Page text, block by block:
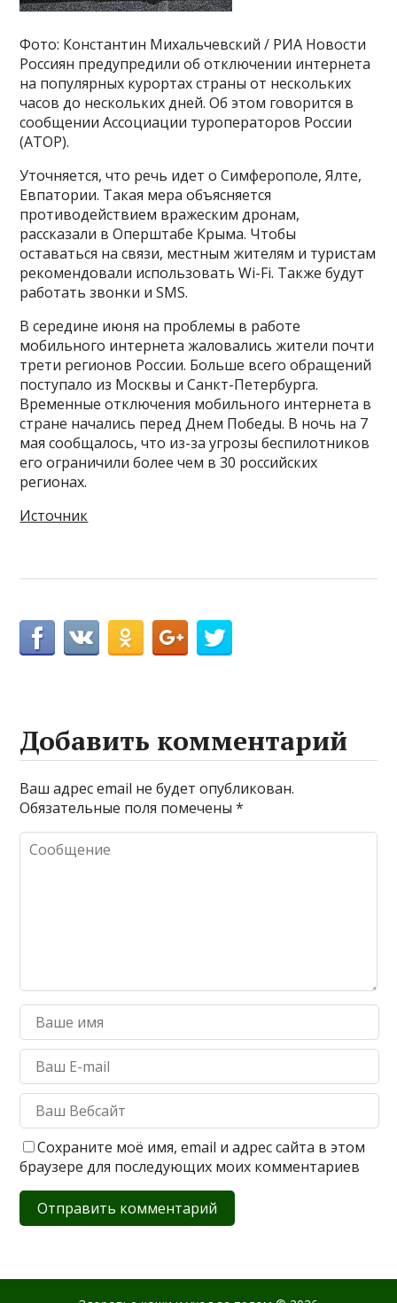
Фото: Константин Михальчевский / РИА Новости
Россиян предупредили об отключении интернета
на популярных курортах страны от нескольких
часов до нескольких дней. Об этом говорится в
сообщении Ассоциации туроператоров России
(АТОР).
Уточняется, что речь идет о Симферополе, Ялте,
Евпатории. Такая мера объясняется
противодействием вражеским дронам,
рассказали в Оперштабе Крыма. Чтобы
оставаться на связи, местным жителям и туристам
рекомендовали использовать Wi-Fi. Также будут
работать звонки и SMS.
В середине июня на проблемы в работе
мобильного интернета жаловались жители почти
трети регионов России. Больше всего обращений
поступало из Москвы и Санкт-Петербурга.
Временные отключения мобильного интернета в
стране начались перед Днем Победы. В ночь на 7
мая сообщалось, что из-за угрозы беспилотников
его ограничили более чем в 30 российских
регионах.
Источник
Добавить комментарий
Ваш адрес email не будет опубликован.
Обязательные поля помечены*
Сохраните моё имя, email и адрес сайта в этом
браузере для последующих моих комментариев